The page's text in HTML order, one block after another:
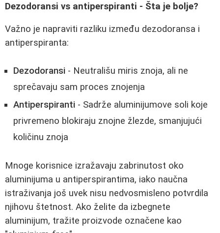
Dezodoransi vs antiperspiranti - Šta je bolje?
Važno je napraviti razliku između dezodoransa i
antiperspiranta:
Dezodoransi - Neutrališu miris znoja, ali ne
sprečavaju sam proces znojenja
Antiperspiranti - Sadrže aluminijumove soli koje
privremeno blokiraju znojne žlezde, smanjujući
količinu znoja
Mnoge korisnice izražavaju zabrinutost oko
aluminijuma u antiperspirantima, iako naučna
istraživanja još uvek nisu nedvosmisleno potvrdila
njihovu štetnost. Ako želite da izbegnete
aluminijum, tražite proizvode označene kao